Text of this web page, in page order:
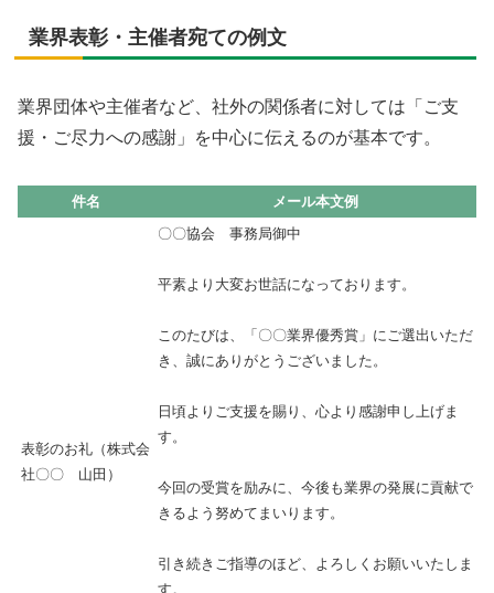
業界表彰・主催者宛ての例文
業界団体や主催者など、社外の関係者に対しては「ご支
援・ご尽力への感謝」を中心に伝えるのが基本です。
件名 メール本文例
表彰のお礼（株式会
社〇〇 山田）
〇〇協会 事務局御中
平素より大変お世話になっております。
このたびは、「〇〇業界優秀賞」にご選出いただ
き、誠にありがとうございました。
日頃よりご支援を賜り、心より感謝申し上げま
す。
今回の受賞を励みに、今後も業界の発展に貢献で
きるよう努めてまいります。
引き続きご指導のほど、よろしくお願いいたしま
す。